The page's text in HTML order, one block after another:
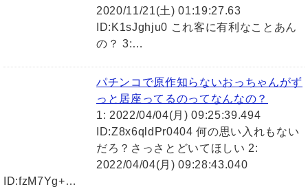
2020/11/21(土) 01:19:27.63
ID:K1sJghju0 これ客に有利なことあん
の？ 3:…
パチンコで原作知らないおっちゃんがず
っと居座ってるのってなんなの？
1: 2022/04/04(月) 09:25:39.494
ID:Z8x6qldPr0404 何の思い入れもない
だろ？さっさとどいてほしい 2:
2022/04/04(月) 09:28:43.040
ID:fzM7Yg+…